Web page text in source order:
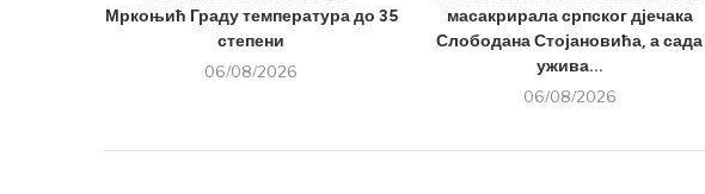
Мркоњић Граду температура до 35
степени
06/08/2026
масакрирала српског дјечака
Слободана Стојановића, а сада
ужива...
06/08/2026